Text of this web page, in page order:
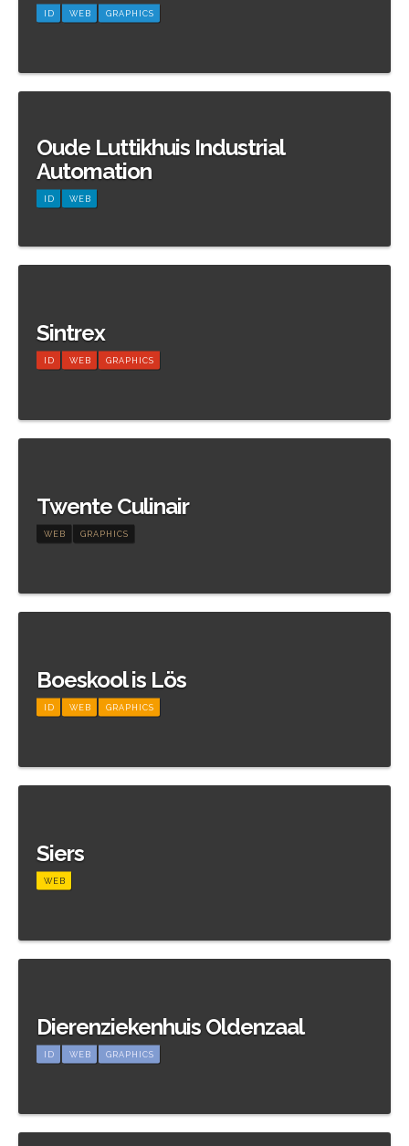
ID WEB GRAPHICS
Meer informatie
Oude Luttikhuis Industrial
Automation
ID WEB
Meer informatie
Sintrex
ID WEB GRAPHICS
Meer informatie
Twente Culinair
WEB GRAPHICS
Meer informatie
Boeskool is Lös
ID WEB GRAPHICS
Meer informatie
Siers
WEB
Meer informatie
Dierenziekenhuis Oldenzaal
ID WEB GRAPHICS
Meer informatie